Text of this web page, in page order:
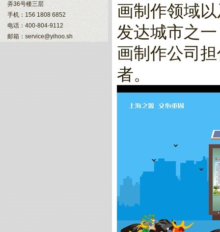
弄36号楼三层
手机：156 1808 6852
电话：400-804-9112
邮箱：service@yihoo.sh
画制作领域
发达城市之
画制作公司
者。